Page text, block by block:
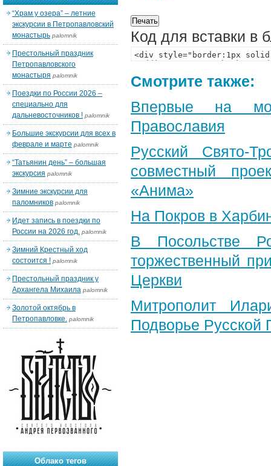
Код для вставки в
Смотрите также:
Впервые на
Православия
Русский Свято-
совместный
«Анима»
На Покров в
В Посольстве
торжественный
Церкви
Митрополит
Подворье Русской
“Храм у озера” – летние
экскурсии в Петропавловский
монастырь palomnik
Престольный праздник
Петропавловского
монастыря palomnik
Поездки по России 2026 –
специально для
дальневосточников ! palomnik
Большие экскурсии для всех в
феврале и марте palomnik
“Татьянин день” – большая
экскурсия palomnik
Зимние экскурсии для
паломников palomnik
Идет запись в поездки по
России на 2026 год. palomnik
Зимний Крестный ход
состоится ! palomnik
Престольный праздник у
Архангела Михаила palomnik
Золотой октябрь в
Петропавловке. palomnik
Облако тегов